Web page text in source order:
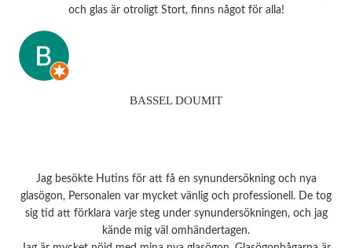
och glas är otroligt Stort, finns något för alla!
BASSEL DOUMIT
Jag besökte Hutins för att få en synundersökning och nya
glasögon, Personalen var mycket vänlig och professionell. De tog
sig tid att förklara varje steg under synundersökningen, och jag
kände mig väl omhändertagen.